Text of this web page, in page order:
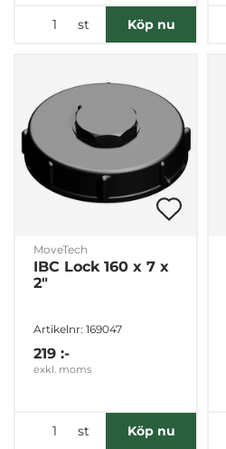
st Köp nu
MoveTech
IBC Lock 160 x 7 x
2"
Artikelnr: 169047
219 :-
exkl. moms
st Köp nu